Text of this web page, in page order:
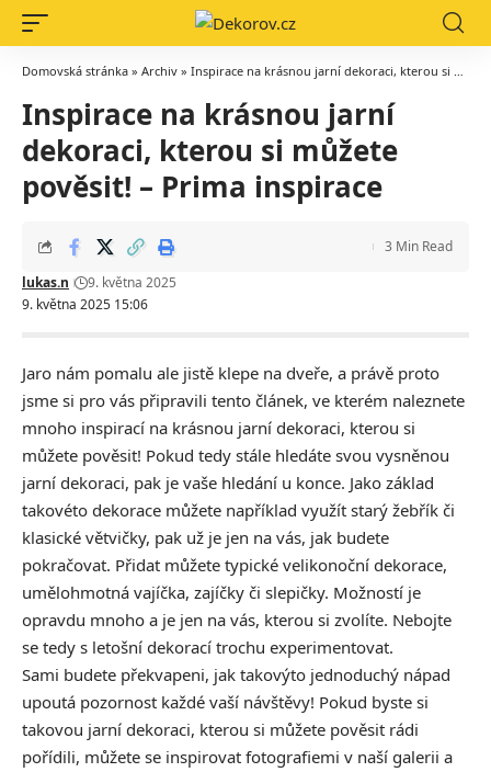
Domovská stránka » Archiv » Inspirace na krásnou jarní dekoraci, kterou si můžete pověsit! – Prima inspirace
Inspirace na krásnou jarní
dekoraci, kterou si můžete
pověsit! – Prima inspirace
9. května 2025 15:06
lukas.n 9. května 2025
3 Min Read
Jaro nám pomalu ale jistě klepe na dveře, a právě proto
jsme si pro vás připravili tento článek, ve kterém naleznete
mnoho inspirací na krásnou jarní dekoraci, kterou si
můžete pověsit! Pokud tedy stále hledáte svou vysněnou
jarní dekoraci, pak je vaše hledání u konce. Jako základ
takovéto dekorace můžete například využít starý žebřík či
klasické větvičky, pak už je jen na vás, jak budete
pokračovat. Přidat můžete typické velikonoční dekorace,
umělohmotná vajíčka, zajíčky či slepičky. Možností je
opravdu mnoho a je jen na vás, kterou si zvolíte. Nebojte
se tedy s letošní dekorací trochu experimentovat.
Sami budete překvapeni, jak takovýto jednoduchý nápad
upoutá pozornost každé vaší návštěvy! Pokud byste si
takovou jarní dekoraci, kterou si můžete pověsit rádi
pořídili, můžete se inspirovat fotografiemi v naší galerii a